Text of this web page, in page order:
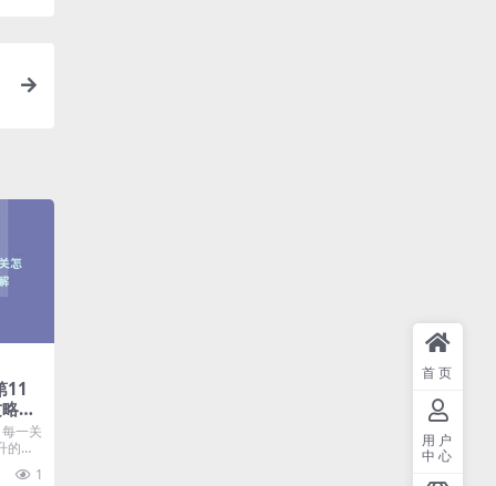
11
详
一关
的，
1
首页
用户
中心